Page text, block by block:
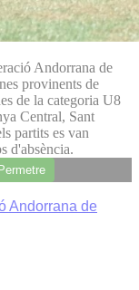
Andorrana de
provinents de
de la categoria U8
Central, Sant
partits es van
d'absència.
Andorrana de